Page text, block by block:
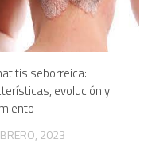
seborreica:
evolución y
2023